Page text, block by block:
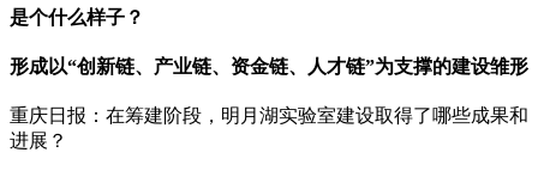
是个什么样子？
形成以“创新链、产业链、资金链、人才链”为支撑的建设雏形
重庆日报：在筹建阶段，明月湖实验室建设取得了哪些成果和
进展？